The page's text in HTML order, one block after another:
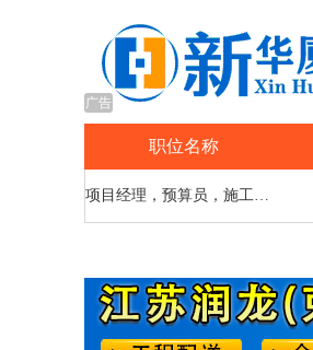
广告
职位名称
项目经理，预算员，施工员，测量员